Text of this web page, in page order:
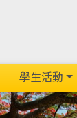
學生活動